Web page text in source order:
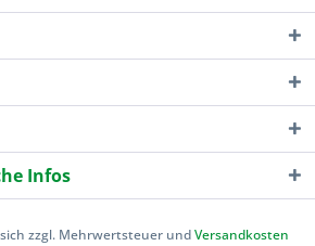
Infos
zzgl. Mehrwertsteuer undVersandkosten